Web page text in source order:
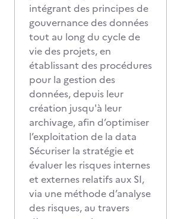
intégrant des principes de
gouvernance des données
tout au long du cycle de
vie des projets, en
établissant des procédures
pour la gestion des
données, depuis leur
création jusqu'à leur
archivage, afin d’optimiser
l’exploitation de la data
Sécuriser la stratégie et
évaluer les risques internes
et externes relatifs aux SI,
via une méthode d’analyse
des risques, au travers